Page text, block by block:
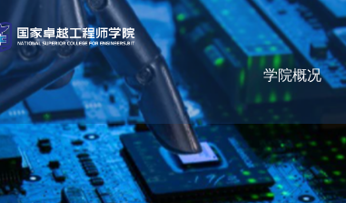
学院概况